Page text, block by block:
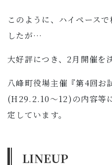
このように、ハイペース
したが…
大好評につき、2月開催を
八峰町役場主催『第4回お
(H29.2.10～12)の内容等
定しています。
LINEUP